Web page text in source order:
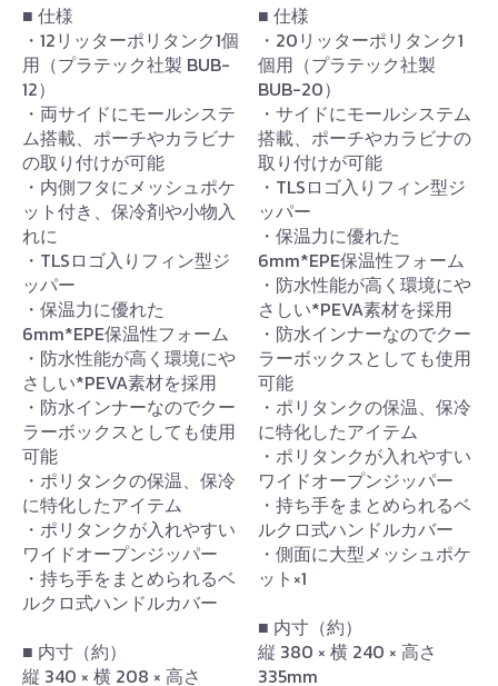
■ 仕様
・12リッターポリタンク1個
用（プラテック社製 BUB-
12）
・両サイドにモールシステ
ム搭載、ポーチやカラビナ
の取り付けが可能
・内側フタにメッシュポケ
ット付き、保冷剤や小物入
れに
・TLSロゴ入りフィン型ジ
ッパー
・保温力に優れた
6mm*EPE保温性フォーム
・防水性能が高く環境にや
さしい*PEVA素材を採用
・防水インナーなのでクー
ラーボックスとしても使用
可能
・ポリタンクの保温、保冷
に特化したアイテム
・ポリタンクが入れやすい
ワイドオープンジッパー
・持ち手をまとめられるベ
ルクロ式ハンドルカバー
■ 内寸（約）
縦 340 × 横 208 × 高さ
■ 仕様
・20リッターポリタンク1
個用（プラテック社製
BUB-20）
・サイドにモールシステム
搭載、ポーチやカラビナの
取り付けが可能
・TLSロゴ入りフィン型ジ
ッパー
・保温力に優れた
6mm*EPE保温性フォーム
・防水性能が高く環境にや
さしい*PEVA素材を採用
・防水インナーなのでクー
ラーボックスとしても使用
可能
・ポリタンクの保温、保冷
に特化したアイテム
・ポリタンクが入れやすい
ワイドオープンジッパー
・持ち手をまとめられるベ
ルクロ式ハンドルカバー
・側面に大型メッシュポケ
ット×1
■ 内寸（約）
縦 380 × 横 240 × 高さ
335mm